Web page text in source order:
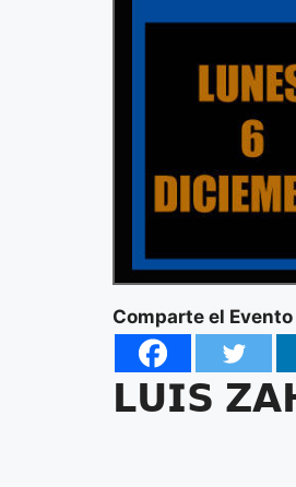
Comparte el Evento
𝗟𝗨𝗜𝗦